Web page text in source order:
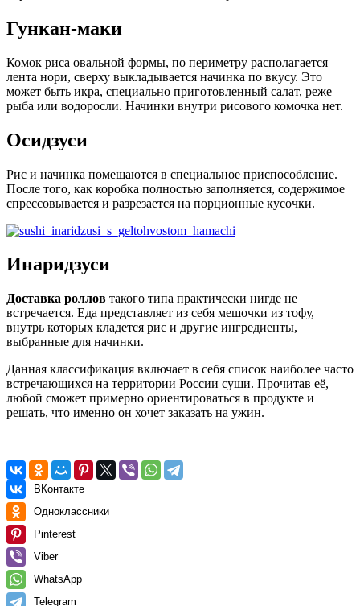
Гункан-маки
Комок риса овальной формы, по периметру располагается
лента нори, сверху выкладывается начинка по вкусу. Это
может быть икра, специально приготовленный салат, реже —
рыба или водоросли. Начинки внутри рисового комочка нет.
Осидзуси
Рис и начинка помещаются в специальное приспособление.
После того, как коробка полностью заполняется, содержимое
спрессовывается и разрезается на порционные кусочки.
Инаридзуси
Доставка роллов такого типа практически нигде не
встречается. Еда представляет из себя мешочки из тофу,
внутрь которых кладется рис и другие ингредиенты,
выбранные для начинки.
Данная классификация включает в себя список наиболее часто
встречающихся на территории России суши. Прочитав её,
любой сможет примерно ориентироваться в продукте и
решать, что именно он хочет заказать на ужин.
ВКонтакте
Одноклассники
Pinterest
Viber
WhatsApp
Telegram